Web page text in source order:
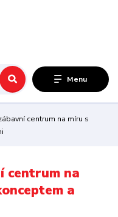
Menu
centrum na míru s
centrum na
a